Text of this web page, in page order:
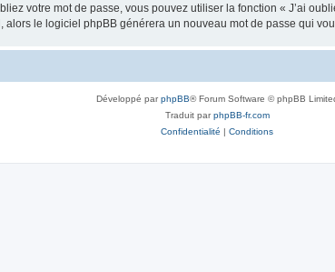
votre mot de passe, vous pouvez utiliser la fonction « J’ai
le logiciel phpBB générera un nouveau mot de passe qui
Développé parphpBB® Forum Software © phpBB
Traduit parphpBB-fr.com
Confidentialité | Conditions